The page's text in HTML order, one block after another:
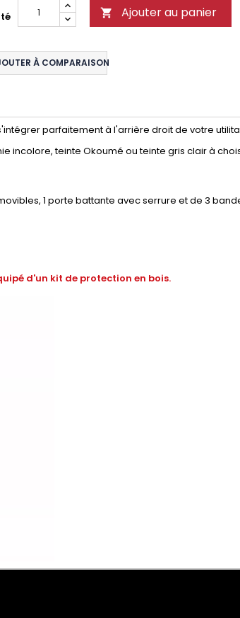
 Ajouter au panier
À COMPARAISON
parfaitement à l'arrière droit de votre
incolore, teinte Okoumé ou teinte gris clair à
1 porte battante avec serrure et de 3
d'un kit de protection en bois.